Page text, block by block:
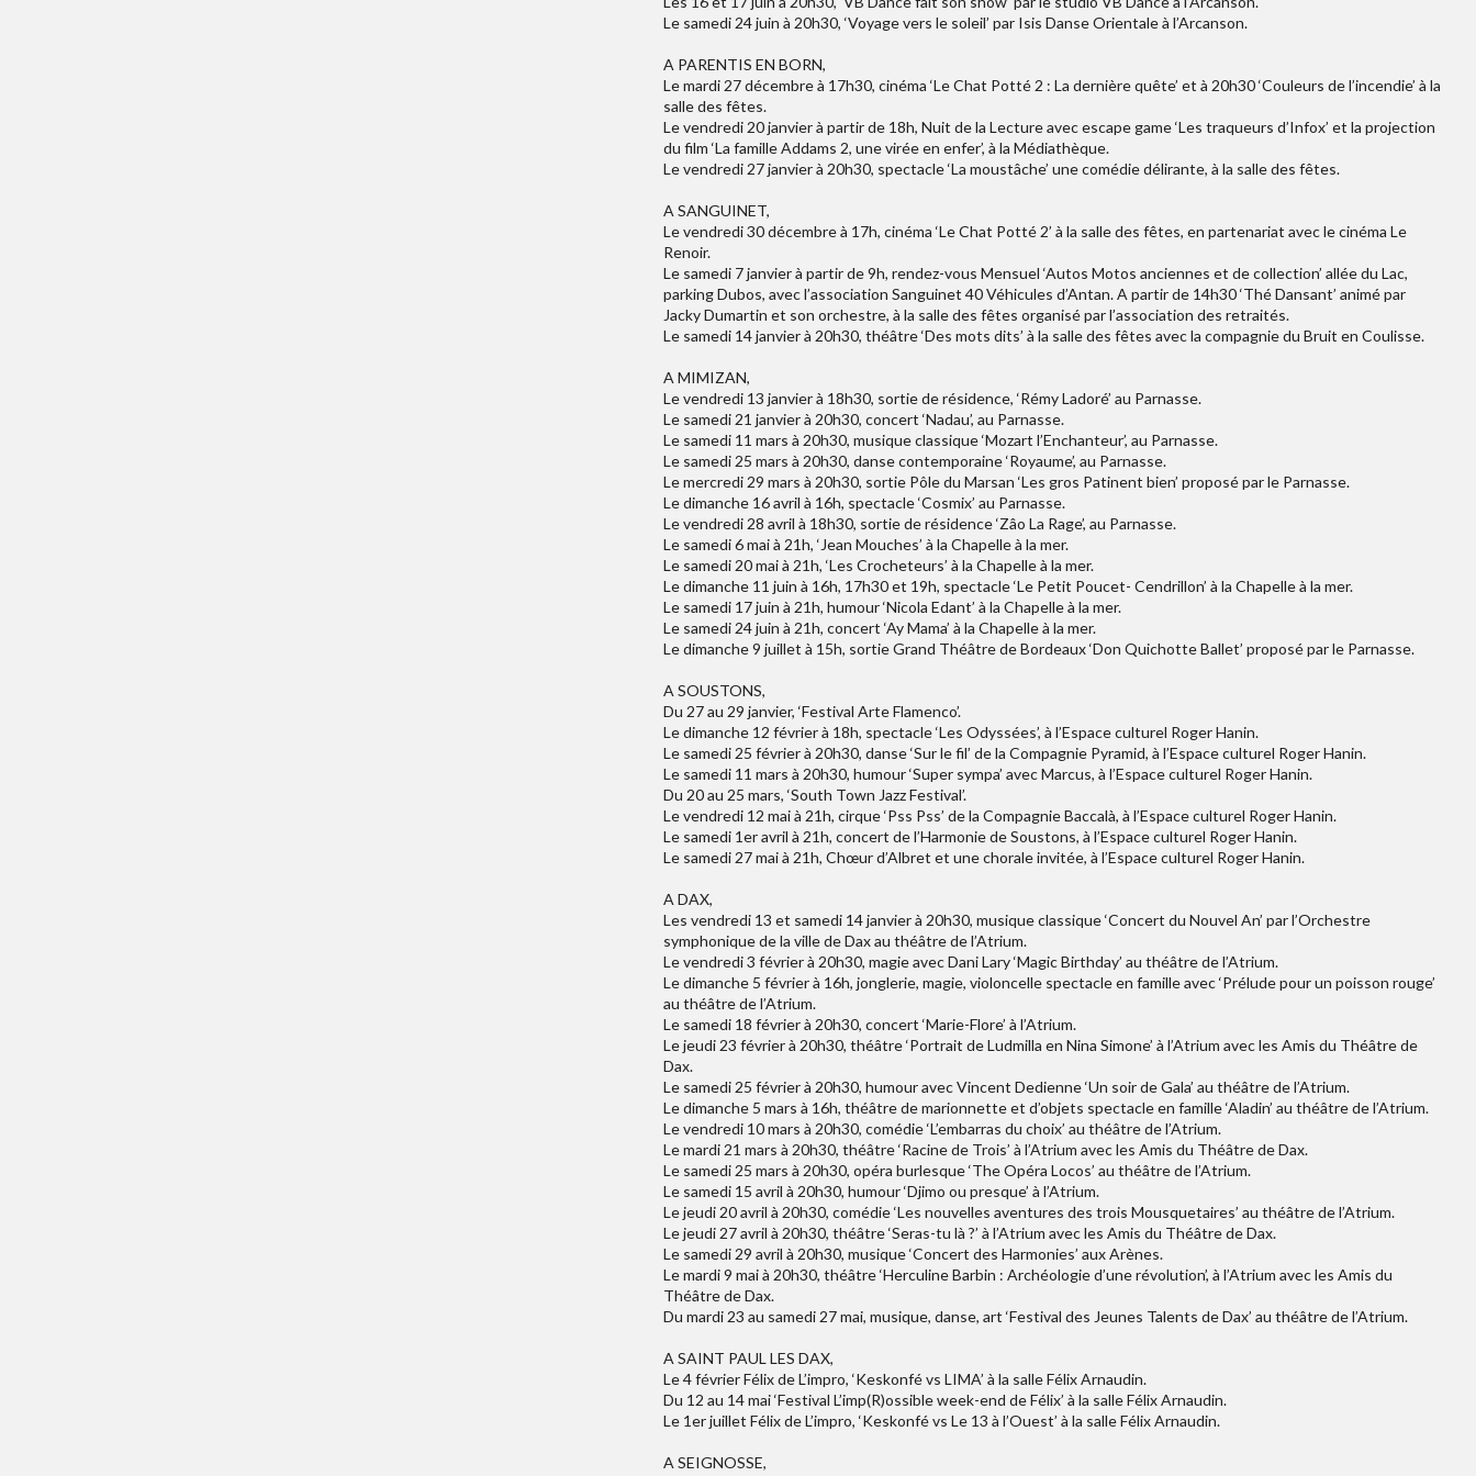
Le samedi 24 juin à 20h30, ‘Voyage vers le soleil’ par Isis Danse Orientale à l’Arcanson.
A PARENTIS EN BORN,
Le mardi 27 décembre à 17h30, cinéma ‘Le Chat Potté 2 : La dernière quête’ et à 20h30 ‘Couleurs de l’incendie’ à la
salle des fêtes.
Le vendredi 20 janvier à partir de 18h, Nuit de la Lecture avec escape game ‘Les traqueurs d’Infox’ et la projection
du film ‘La famille Addams 2, une virée en enfer’, à la Médiathèque.
Le vendredi 27 janvier à 20h30, spectacle ‘La moustâche’ une comédie délirante, à la salle des fêtes.
A SANGUINET,
Le vendredi 30 décembre à 17h, cinéma ‘Le Chat Potté 2’ à la salle des fêtes, en partenariat avec le cinéma Le
Renoir.
Le samedi 7 janvier à partir de 9h, rendez-vous Mensuel ‘Autos Motos anciennes et de collection’ allée du Lac,
parking Dubos, avec l’association Sanguinet 40 Véhicules d’Antan. A partir de 14h30 ‘Thé Dansant’ animé par
Jacky Dumartin et son orchestre, à la salle des fêtes organisé par l’association des retraités.
Le samedi 14 janvier à 20h30, théâtre ‘Des mots dits’ à la salle des fêtes avec la compagnie du Bruit en Coulisse.
A MIMIZAN,
Le vendredi 13 janvier à 18h30, sortie de résidence, ‘Rémy Ladoré’ au Parnasse.
Le samedi 21 janvier à 20h30, concert ‘Nadau’, au Parnasse.
Le samedi 11 mars à 20h30, musique classique ‘Mozart l’Enchanteur’, au Parnasse.
Le samedi 25 mars à 20h30, danse contemporaine ‘Royaume’, au Parnasse.
Le mercredi 29 mars à 20h30, sortie Pôle du Marsan ‘Les gros Patinent bien’ proposé par le Parnasse.
Le dimanche 16 avril à 16h, spectacle ‘Cosmix’ au Parnasse.
Le vendredi 28 avril à 18h30, sortie de résidence ‘Zâo La Rage’, au Parnasse.
Le samedi 6 mai à 21h, ‘Jean Mouches’ à la Chapelle à la mer.
Le samedi 20 mai à 21h, ‘Les Crocheteurs’ à la Chapelle à la mer.
Le dimanche 11 juin à 16h, 17h30 et 19h, spectacle ‘Le Petit Poucet- Cendrillon’ à la Chapelle à la mer.
Le samedi 17 juin à 21h, humour ‘Nicola Edant’ à la Chapelle à la mer.
Le samedi 24 juin à 21h, concert ‘Ay Mama’ à la Chapelle à la mer.
Le dimanche 9 juillet à 15h, sortie Grand Théâtre de Bordeaux ‘Don Quichotte Ballet’ proposé par le Parnasse.
A SOUSTONS,
Du 27 au 29 janvier, ‘Festival Arte Flamenco’.
Le dimanche 12 février à 18h, spectacle ‘Les Odyssées’, à l’Espace culturel Roger Hanin.
Le samedi 25 février à 20h30, danse ‘Sur le fil’ de la Compagnie Pyramid, à l’Espace culturel Roger Hanin.
Le samedi 11 mars à 20h30, humour ‘Super sympa’ avec Marcus, à l’Espace culturel Roger Hanin.
Du 20 au 25 mars, ‘South Town Jazz Festival’.
Le vendredi 12 mai à 21h, cirque ‘Pss Pss’ de la Compagnie Baccalà, à l’Espace culturel Roger Hanin.
Le samedi 1er avril à 21h, concert de l’Harmonie de Soustons, à l’Espace culturel Roger Hanin.
Le samedi 27 mai à 21h, Chœur d’Albret et une chorale invitée, à l’Espace culturel Roger Hanin.
A DAX,
Les vendredi 13 et samedi 14 janvier à 20h30, musique classique ‘Concert du Nouvel An’ par l’Orchestre
symphonique de la ville de Dax au théâtre de l’Atrium.
Le vendredi 3 février à 20h30, magie avec Dani Lary ‘Magic Birthday’ au théâtre de l’Atrium.
Le dimanche 5 février à 16h, jonglerie, magie, violoncelle spectacle en famille avec ‘Prélude pour un poisson rouge’
au théâtre de l’Atrium.
Le samedi 18 février à 20h30, concert ‘Marie-Flore’ à l’Atrium.
Le jeudi 23 février à 20h30, théâtre ‘Portrait de Ludmilla en Nina Simone’ à l’Atrium avec les Amis du Théâtre de
Dax.
Le samedi 25 février à 20h30, humour avec Vincent Dedienne ‘Un soir de Gala’ au théâtre de l’Atrium.
Le dimanche 5 mars à 16h, théâtre de marionnette et d’objets spectacle en famille ‘Aladin’ au théâtre de l’Atrium.
Le vendredi 10 mars à 20h30, comédie ‘L’embarras du choix’ au théâtre de l’Atrium.
Le mardi 21 mars à 20h30, théâtre ‘Racine de Trois’ à l’Atrium avec les Amis du Théâtre de Dax.
Le samedi 25 mars à 20h30, opéra burlesque ‘The Opéra Locos’ au théâtre de l’Atrium.
Le samedi 15 avril à 20h30, humour ‘Djimo ou presque’ à l’Atrium.
Le jeudi 20 avril à 20h30, comédie ‘Les nouvelles aventures des trois Mousquetaires’ au théâtre de l’Atrium.
Le jeudi 27 avril à 20h30, théâtre ‘Seras-tu là ?’ à l’Atrium avec les Amis du Théâtre de Dax.
Le samedi 29 avril à 20h30, musique ‘Concert des Harmonies’ aux Arènes.
Le mardi 9 mai à 20h30, théâtre ‘Herculine Barbin : Archéologie d’une révolution’, à l’Atrium avec les Amis du
Théâtre de Dax.
Du mardi 23 au samedi 27 mai, musique, danse, art ‘Festival des Jeunes Talents de Dax’ au théâtre de l’Atrium.
A SAINT PAUL LES DAX,
Le 4 février Félix de L’impro, ‘Keskonfé vs LIMA’ à la salle Félix Arnaudin.
Du 12 au 14 mai ‘Festival L’imp(R)ossible week-end de Félix’ à la salle Félix Arnaudin.
Le 1er juillet Félix de L’impro, ‘Keskonfé vs Le 13 à l’Ouest’ à la salle Félix Arnaudin.
A SEIGNOSSE,